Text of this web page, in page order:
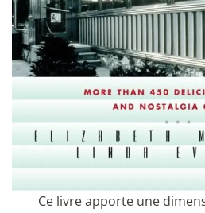
Ce livre apporte une